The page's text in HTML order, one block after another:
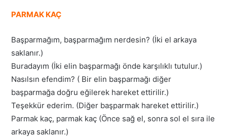
PARMAK KAÇ
Başparmağım, başparmağım nerdesin? (İki el arkaya
saklanır.)
Buradayım (İki elin başparmağı önde karşılıklı tutulur.)
Nasılsın efendim? ( Bir elin başparmağı diğer
başparmağa doğru eğilerek hareket ettirilir.)
Teşekkür ederim. (Diğer başparmak hareket ettirilir.)
Parmak kaç, parmak kaç (Önce sağ el, sonra sol el sıra ile
arkaya saklanır.)